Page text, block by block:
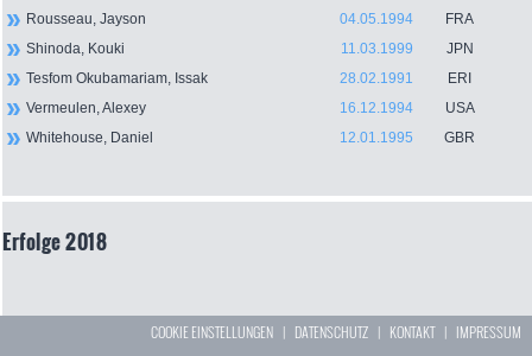
Rousseau, Jayson
04.05.1994
FRA
Shinoda, Kouki
11.03.1999
JPN
Tesfom Okubamariam, Issak
28.02.1991
ERI
Vermeulen, Alexey
16.12.1994
USA
Whitehouse, Daniel
12.01.1995 GBR
Erfolge 2018
COOKIE EINSTELLUNGEN | DATENSCHUTZ | KONTAKT| IMPRESSUM